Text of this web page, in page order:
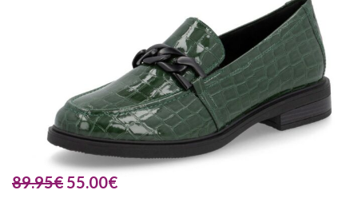
89.95€ 55.00€